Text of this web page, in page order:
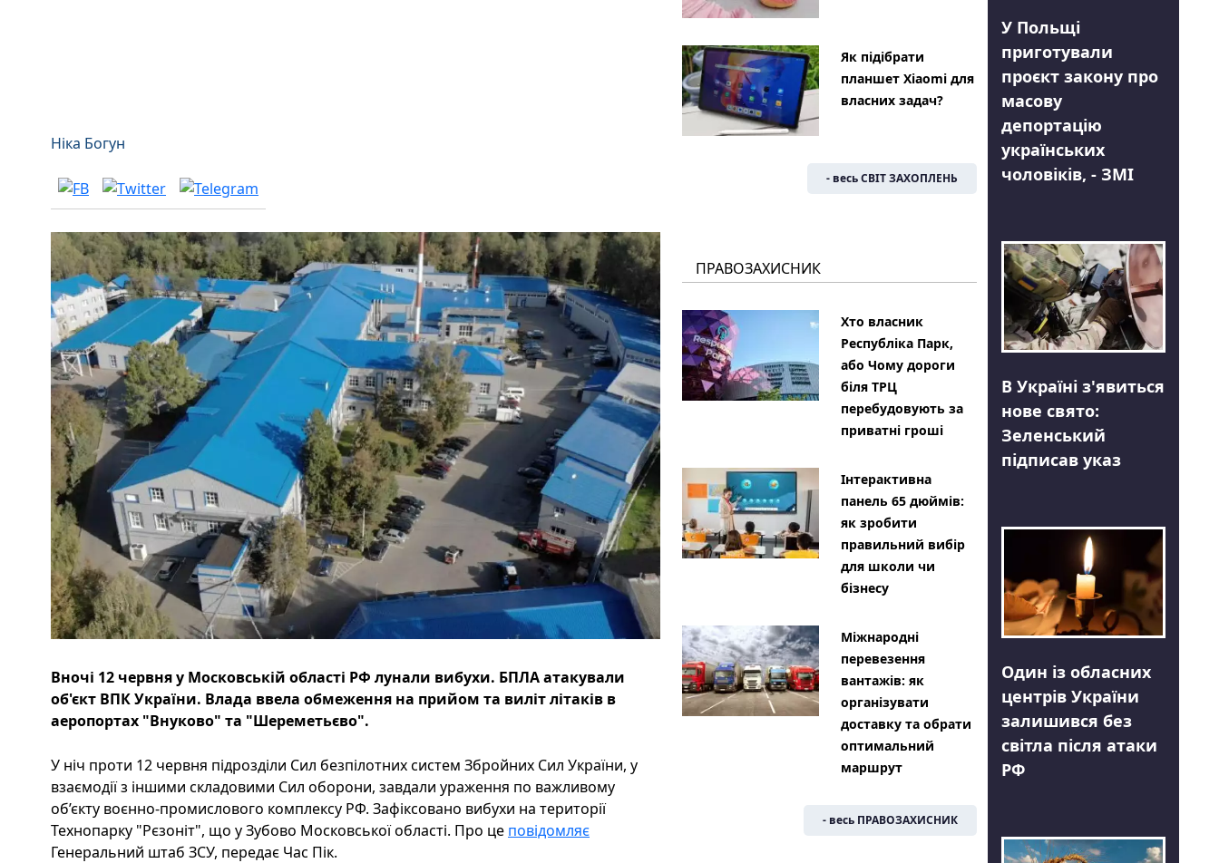
Ніка Богун
Вночі 12 червня у Московській області РФ лунали вибухи. БПЛА атакували
об'єкт ВПК України. Влада ввела обмеження на прийом та виліт літаків в
аеропортах "Внуково" та "Шереметьєво".
У ніч проти 12 червня підрозділи Сил безпілотних систем Збройних Сил України, у
взаємодії з іншими складовими Сил оборони, завдали ураження по важливому
об’єкту воєнно-промислового комплексу РФ. Зафіксовано вибухи на території
Технопарку "Рєзоніт", що у Зубово Московської області. Про це повідомляє
Генеральний штаб ЗСУ, передає Час Пік.
Як підібрати
планшет Xiaomi для
власних задач?
- весь СВІТ ЗАХОПЛЕНЬ
ПРАВОЗАХИСНИК
Хто власник
Республіка Парк,
або Чому дороги
біля ТРЦ
перебудовують за
приватні гроші
Інтерактивна
панель 65 дюймів:
як зробити
правильний вибір
для школи чи
бізнесу
Міжнародні
перевезення
вантажів: як
організувати
доставку та обрати
оптимальний
маршрут
- весь ПРАВОЗАХИСНИК
У Польщі
приготували
проєкт закону про
масову
депортацію
українських
чоловіків, - ЗМІ
В Україні з'явиться
нове свято:
Зеленський
підписав указ
Один із обласних
центрів України
залишився без
світла після атаки
РФ